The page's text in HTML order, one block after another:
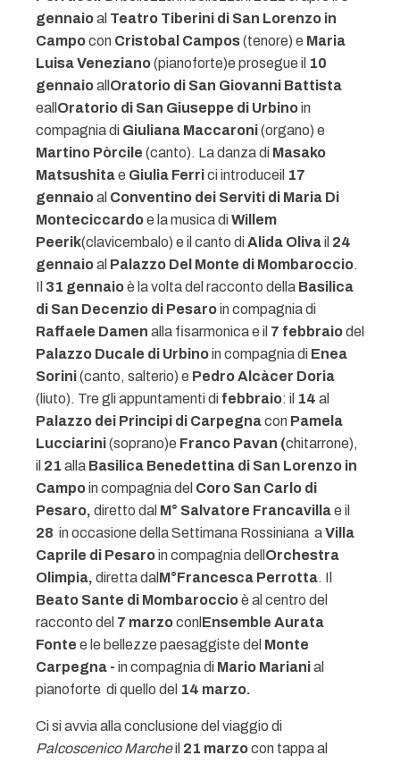
gennaioal Teatro Tiberini di San Lorenzo in
Campocon Cristobal Campos(tenore) e Maria
Luisa Veneziano(pianoforte)e prosegue il 10
gennaioall Oratorio di San Giovanni Battista
eall Oratorio di San Giuseppe di Urbinoin
compagnia di Giuliana Maccaroni(organo) e
Martino Pòrcile (canto). La danza di Masako
Matsushitae Giulia Ferrici introduceil 17
gennaioal Conventino dei Serviti di Maria Di
Monteciccardoe la musica diWillem
Peerik(clavicembalo) e il canto diAlida Olivail 24
gennaioal Palazzo Del Monte di Mombaroccio.
Il 31 gennaioè la volta del racconto della Basilica
di San Decenzio di Pesaroin compagnia di
Raffaele Damen alla fisarmonica e il 7 febbraiodel
Palazzo Ducale di Urbinoin compagnia di Enea
Sorini(canto, salterio) e Pedro Alcàcer Doria
(liuto). Tre gli appuntamenti di febbraio: il 14 al
Palazzo dei Principi di Carpegnacon Pamela
Lucciarini(soprano)e Franco Pavan (chitarrone),
il 21 alla Basilica Benedettina di San Lorenzo in
Campoin compagnia del Coro San Carlo di
Pesaro, diretto dal M° Salvatore Francavillae il
28  in occasione della Settimana Rossiniana  aVilla
Caprile di Pesaroin compagnia dell Orchestra
Olimpia, diretta dal M°Francesca Perrotta. Il
Beato Sante di Mombaroccioè al centro del
racconto del 7 marzoconl Ensemble Aurata
Fonte e le bellezze paesaggiste del Monte
Carpegna - in compagnia di Mario Marianial
pianoforte  di quello del 14 marzo.
Ci si avvia alla conclusione del viaggio di
Palcoscenico Marcheil 21 marzocon tappa al